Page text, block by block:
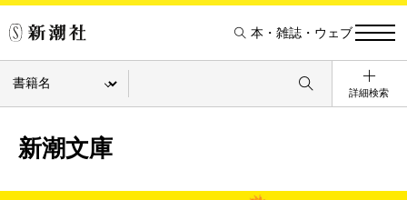
本・雑誌・ウェブ
詳細検索
新潮文庫